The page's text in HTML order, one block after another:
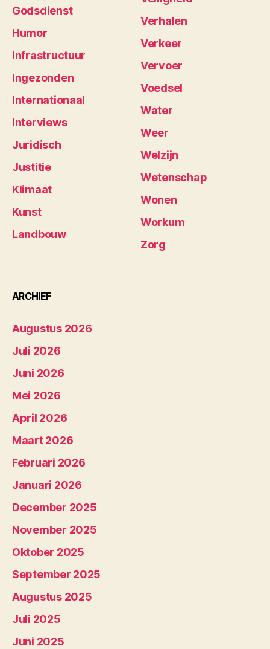
Godsdienst
Humor
Infrastructuur
Ingezonden
Internationaal
Interviews
Juridisch
Justitie
Klimaat
Kunst
Landbouw
Verhalen
Verkeer
Vervoer
Voedsel
Water
Weer
Welzijn
Wetenschap
Wonen
Workum
Zorg
ARCHIEF
Augustus 2026
Juli 2026
Juni 2026
Mei 2026
April 2026
Maart 2026
Februari 2026
Januari 2026
December 2025
November 2025
Oktober 2025
September 2025
Augustus 2025
Juli 2025
Juni 2025